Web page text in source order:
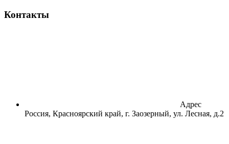
Контакты
Адрес
Россия, Красноярский край, г. Заозерный, ул. Лесная, д.2